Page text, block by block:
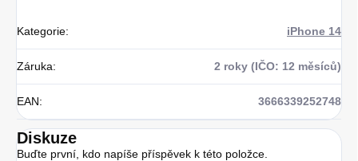
Kategorie: iPhone 14
Záruka: 2 roky (IČO: 12 měsíců)
EAN: 3666339252748
Diskuze
Buďte první, kdo napíše příspěvek k této položce.